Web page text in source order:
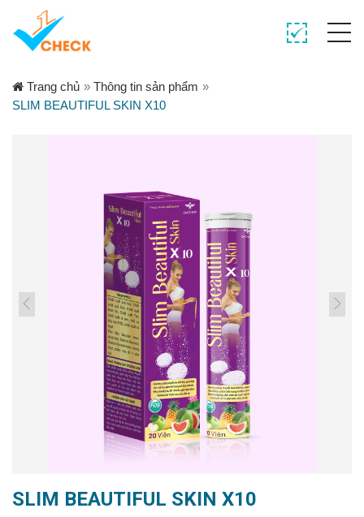
Trang chủ » Thông tin sản phẩm »
SLIM BEAUTIFUL SKIN X10
SLIM BEAUTIFUL SKIN X10